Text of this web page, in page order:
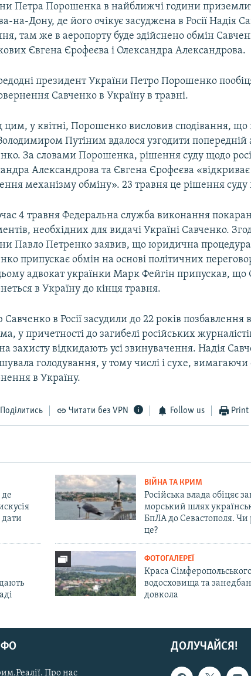
Петра Порошенка в найближчі години
на-Дону, де його очікує засуджена в Росії Надія
там же в аеропорту буде здійснено обмін
Євгена Єрофеєва і Олександра Александрова.
президент України Петро Порошенко
Савченко в Україну в травні.
цим, у квітні, Порошенко висловив сподівання,
Володимиром Путіним вдалося узгодити
За словами Порошенка, рішення суду щодо
Александрова та Євгена Єрофеєва
механізму обміну». 23 травня це рішення суду
4 травня Федеральна служба виконання
необхідних для видачі Україні Савченко.
Павло Петренко заявив, що юридична процедура
припускає обмін на основі політичних
адвокат українки Марк Фейгін припускав, що
в Україну до кінця травня.
Савченко в Росії засудили до 22 років позбавлення
у причетності до загибелі російських
захисту відкидають усі звинувачення. Надія
голодування, у тому числі і сухе, вимагаючи
в Україну.
Поділитись Читати без VPN Follow us Print
дати
ВІЙНА ТА КРИМ
Російська влада обіцяє
морський шлях
БпЛА до Севастополя. Чи
це?
ФОТОГАЛЕРЕЇ
Краса
водосховища та
довкола
ДОЛУЧАЙСЯ!
Про нас